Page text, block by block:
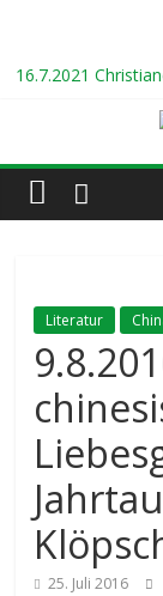
springen
16.7.2021
24.7.2021 Prof.
8.8.2021 Dr.
Gärten der Welt“
Freie
wächst
Kultur
Literatur
25. Juli 2016